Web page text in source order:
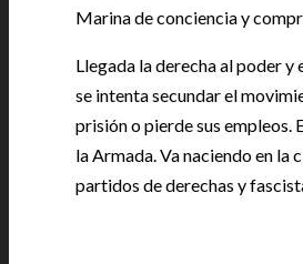
Marina de conciencia y
Llegada la derecha al poder
se intenta secundar el
prisión o pierde sus
la Armada. Va naciendo en
partidos de derechas y